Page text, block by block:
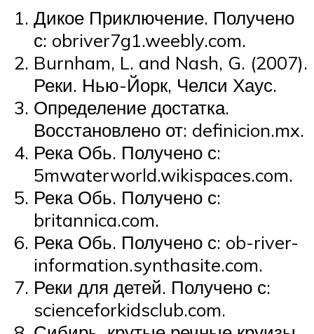
Дикое Приключение. Получено
с: obriver7g1.weebly.com.
Burnham, L. and Nash, G. (2007).
Реки. Нью-Йорк, Челси Хаус.
Определение достатка.
Восстановлено от: definicion.mx.
Река Обь. Получено с:
5mwaterworld.wikispaces.com.
Река Обь. Получено с:
britannica.com.
Река Обь. Получено с: ob-river-
information.synthasite.com.
Реки для детей. Получено с:
scienceforkidsclub.com.